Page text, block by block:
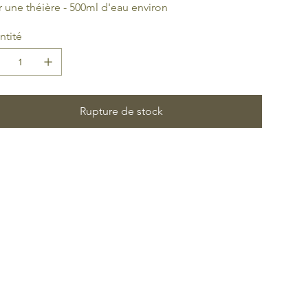
une théière - 500ml d'eau environ
Rupture de stock